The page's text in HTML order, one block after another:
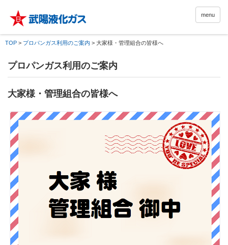
menu
TOP > プロパンガス利用のご案内 > 大家様・管理組合の皆様へ
プロパンガス利用のご案内
大家様・管理組合の皆様へ